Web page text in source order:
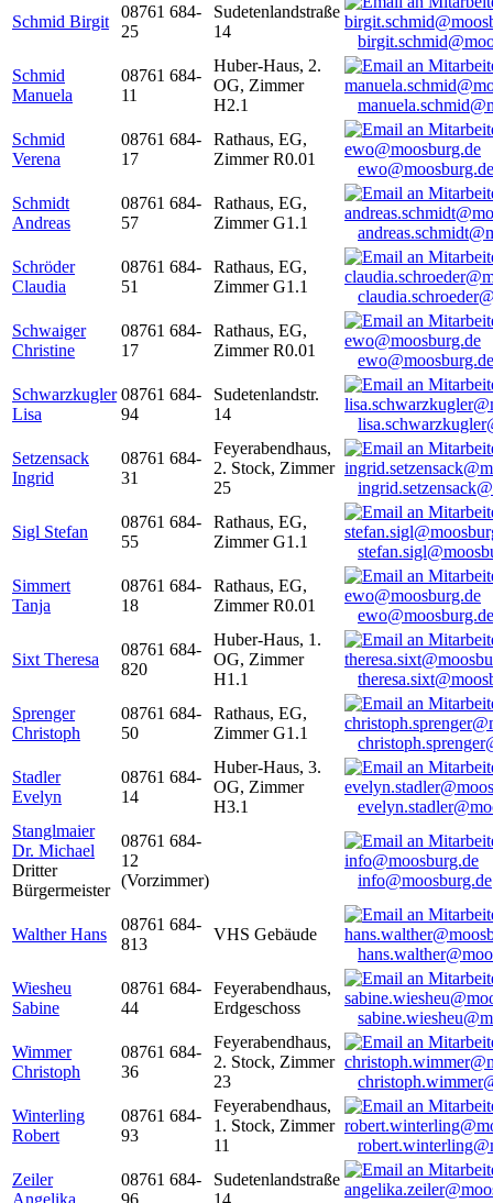
Schmid Birgit
08761 684-
25
Sudetenlandstraße
14
Schmid
Manuela
08761 684-
11
Huber-Haus, 2.
OG, Zimmer
H2.1
Schmid
Verena
08761 684-
17
Rathaus, EG,
Zimmer R0.01
ewo@moosburg.de
Schmidt
Andreas
08761 684-
57
Rathaus, EG,
Zimmer G1.1
Schröder
Claudia
08761 684-
51
Rathaus, EG,
Zimmer G1.1
Schwaiger
Christine
08761 684-
17
Rathaus, EG,
Zimmer R0.01
ewo@moosburg.de
Schwarzkugler
Lisa
08761 684-
94
Sudetenlandstr.
14
Setzensack
Ingrid
08761 684-
31
Feyerabendhaus,
2. Stock, Zimmer
25
Sigl Stefan
08761 684-
55
Rathaus, EG,
Zimmer G1.1
Simmert
Tanja
08761 684-
18
Rathaus, EG,
Zimmer R0.01
ewo@moosburg.de
Sixt Theresa
08761 684-
820
Huber-Haus, 1.
OG, Zimmer
H1.1
Sprenger
Christoph
08761 684-
50
Rathaus, EG,
Zimmer G1.1
Stadler
Evelyn
08761 684-
14
Huber-Haus, 3.
OG, Zimmer
H3.1
Stanglmaier
Dr. Michael
Dritter
Bürgermeister
08761 684-
12
(Vorzimmer)
info@moosburg.de
Walther Hans
08761 684-
813
VHS Gebäude
Wiesheu
Sabine
08761 684-
44
Feyerabendhaus,
Erdgeschoss
Wimmer
Christoph
08761 684-
36
Feyerabendhaus,
2. Stock, Zimmer
23
Winterling
Robert
08761 684-
93
Feyerabendhaus,
1. Stock, Zimmer
11
Zeiler
Angelika
08761 684-
96
Sudetenlandstraße
14